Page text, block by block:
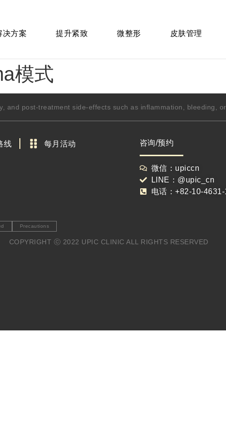
决方案 提升紧致 微整形 皮肤管理
模式
and post-treatment side-effects such as inflammation, bleeding,
线 每月活动 咨询/预约
微信：upiccn
LINE：@upic_cn
电话：+82-10-
Precautions
COPYRIGHT ⓒ 2022 UPIC CLINIC ALL RIGHTS RESERVED